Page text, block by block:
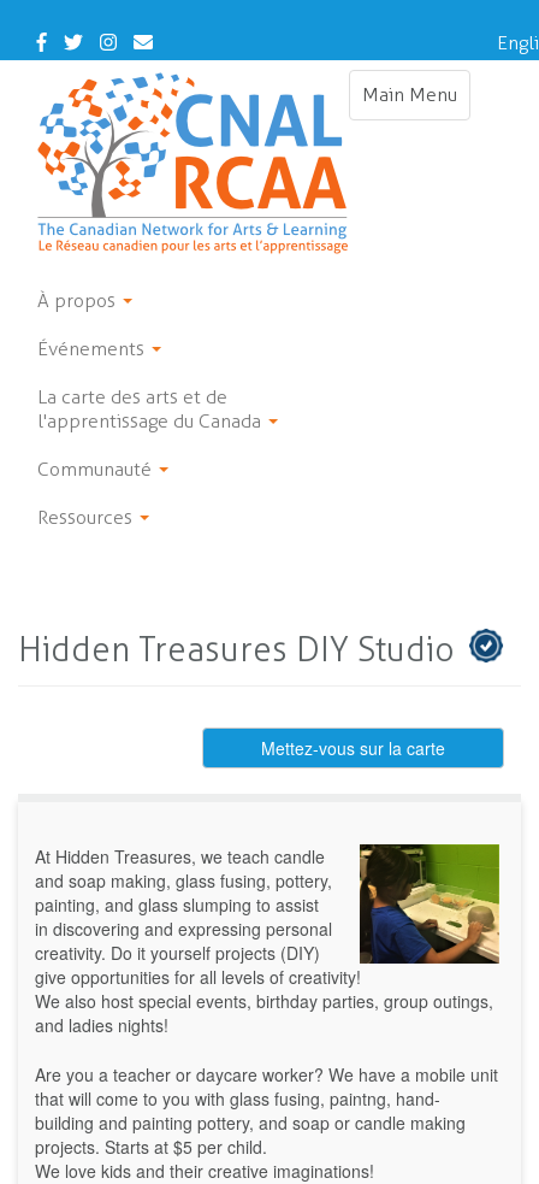
main
Facebook
TwitterInstagram
Contact
Us
Main Menu
Toggle
À propos
Événements
La carte des arts et de
l'apprentissage du Canada
Communauté
Ressources
Hidden Treasures DIY Studio
Mettez-vous sur la carte
At Hidden Treasures, we teach candle
and soap making, glass fusing, pottery,
painting, and glass slumping to assist
in discovering and expressing personal
creativity. Do it yourself projects (DIY)
give opportunities for all levels of creativity!
We also host special events, birthday parties, group outings,
and ladies nights!
Are you a teacher or daycare worker? We have a mobile unit
that will come to you with glass fusing, paintng, hand-
building and painting pottery, and soap or candle making
projects. Starts at $5 per child.
We love kids and their creative imaginations!